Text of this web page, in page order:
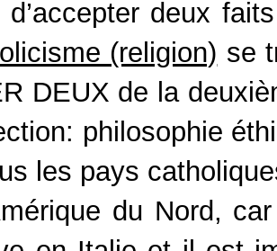
d’accepter deux
(religion) se
DEUX de la
philosophie
les pays
du Nord,